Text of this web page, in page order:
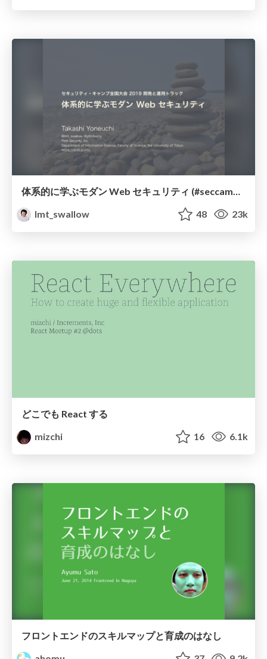
体系的に学ぶモダン Web セキュリティ (#seccamp 全国大会 2019 B5) / Learn Modern Web Security Systematically
lmt_swallow
48 23k
どこでも React する
mizchi
16 6.1k
フロントエンドのスキルマップと育成のはなし